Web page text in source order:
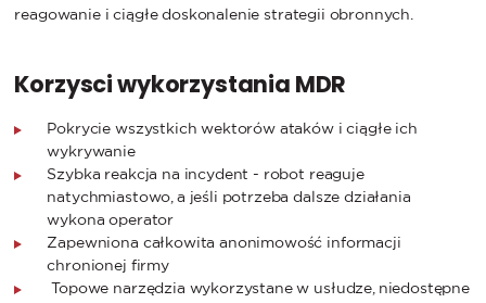
reagowanie i ciągłe doskonalenie strategii obronnych.
Korzysci wykorzystania MDR
Pokrycie wszystkich wektorów ataków i ciągłe ich
wykrywanie
Szybka reakcja na incydent - robot reaguje
natychmiastowo, a jeśli potrzeba dalsze działania
wykona operator
Zapewniona całkowita anonimowość informacji
chronionej firmy
Topowe narzędzia wykorzystane w usłudze, niedostępne